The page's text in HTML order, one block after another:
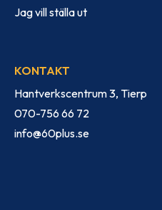
Jag vill ställa ut
KONTAKT
Hantverkscentrum 3, Tierp
070-756 66 72
info@60plus.se